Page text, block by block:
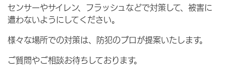
センサーやサイレン、フラッシュなどで対策して、被害に
遭わないようにしてください。
様々な場所での対策は、防犯のプロが提案いたします。
ご質問やご相談お待ちしております。